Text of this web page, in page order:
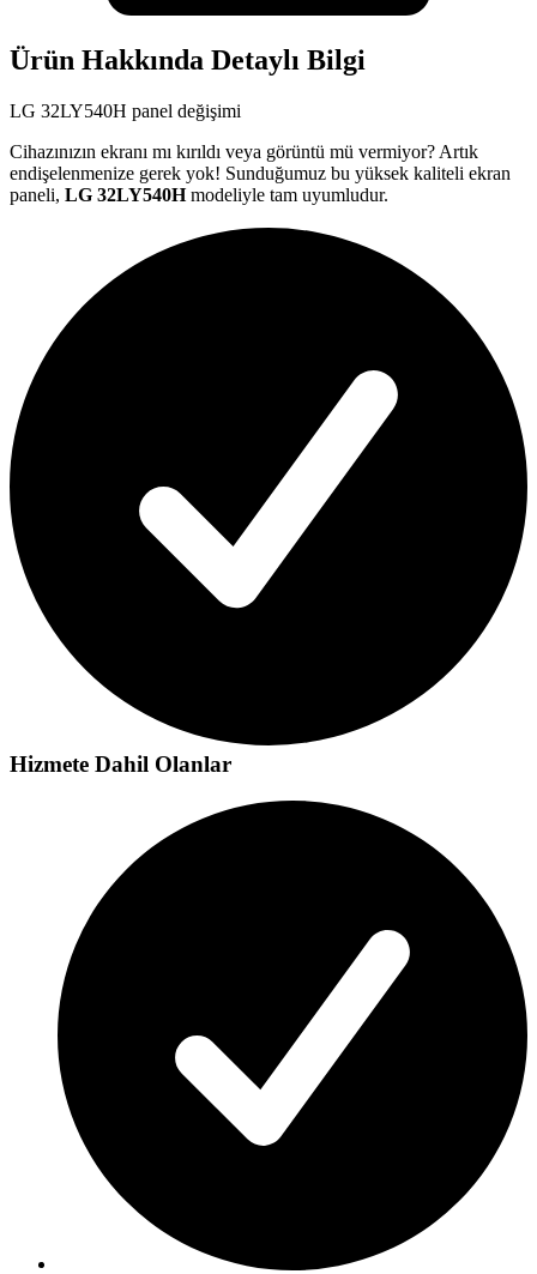
Ürün Hakkında Detaylı Bilgi
LG 32LY540H panel değişimi
Cihazınızın ekranı mı kırıldı veya görüntü mü vermiyor? Artık
endişelenmenize gerek yok! Sunduğumuz bu yüksek kaliteli ekran
paneli, LG 32LY540Hmodeliyle tam uyumludur.
Hizmete Dahil Olanlar